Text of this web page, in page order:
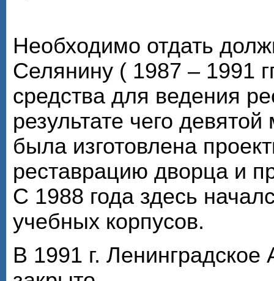
Необходимо отдать
Селянину ( 1987 – 1991
средства для ведения
результате чего
была изготовлена
реставрацию дворца и
С 1988 года здесь
учебных корпусов.
В 1991 г.